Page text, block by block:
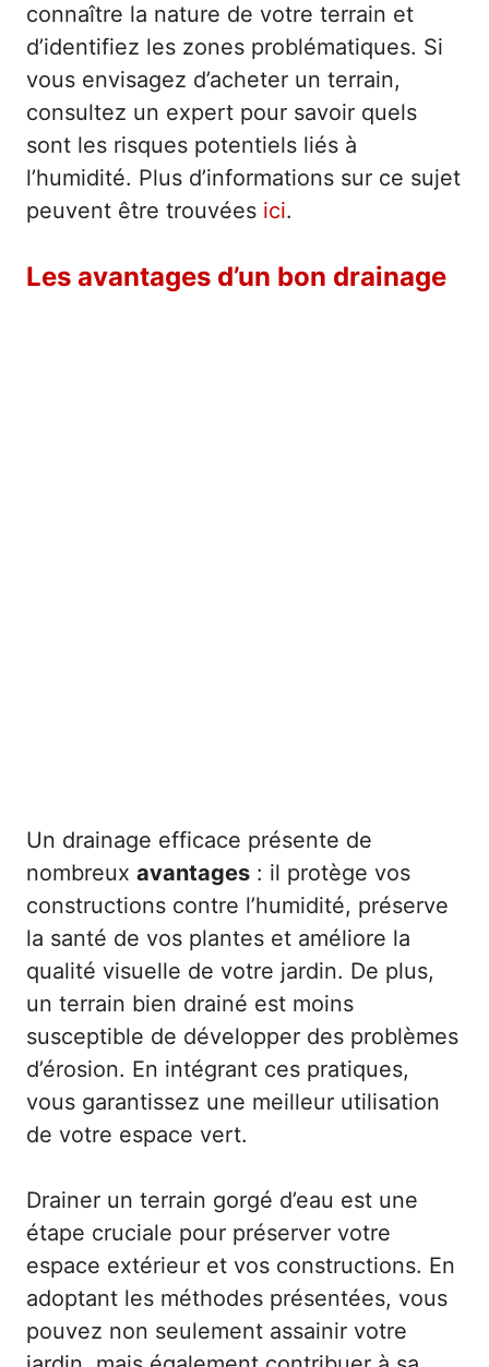
connaître la nature de votre terrain et
d’identifiez les zones problématiques. Si
vous envisagez d’acheter un terrain,
consultez un expert pour savoir quels
sont les risques potentiels liés à
l’humidité. Plus d’informations sur ce sujet
peuvent être trouvées ici.
Les avantages d’un bon drainage
Un drainage efficace présente de
nombreux avantages : il protège vos
constructions contre l’humidité, préserve
la santé de vos plantes et améliore la
qualité visuelle de votre jardin. De plus,
un terrain bien drainé est moins
susceptible de développer des problèmes
d’érosion. En intégrant ces pratiques,
vous garantissez une meilleur utilisation
de votre espace vert.
Drainer un terrain gorgé d’eau est une
étape cruciale pour préserver votre
espace extérieur et vos constructions. En
adoptant les méthodes présentées, vous
pouvez non seulement assainir votre